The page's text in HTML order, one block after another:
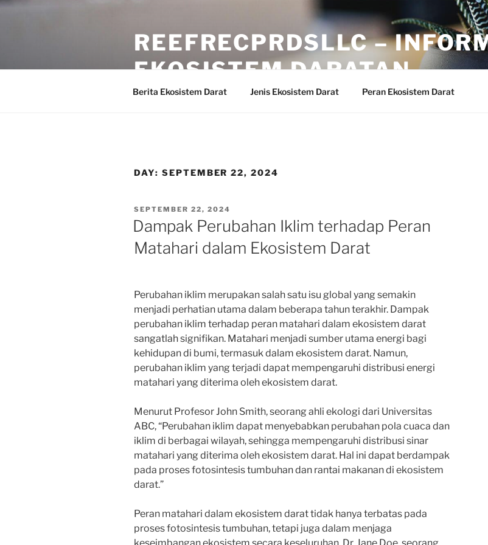
Skip
REEFRECPRDSLLC –
EKOSISTEM DARATAN
Berita Ekosistem Darat Jenis Ekosistem Darat Peran Ekosistem Darat
DAY: SEPTEMBER 22, 2024
POSTED
ON
SEPTEMBER 22, 2024
Dampak Perubahan Iklim terhadap Peran
Matahari dalam Ekosistem Darat
Perubahan iklim merupakan salah satu isu global yang semakin
menjadi perhatian utama dalam beberapa tahun terakhir. Dampak
perubahan iklim terhadap peran matahari dalam ekosistem darat
sangatlah signifikan. Matahari menjadi sumber utama energi bagi
kehidupan di bumi, termasuk dalam ekosistem darat. Namun,
perubahan iklim yang terjadi dapat mempengaruhi distribusi energi
matahari yang diterima oleh ekosistem darat.
Menurut Profesor John Smith, seorang ahli ekologi dari Universitas
ABC, “Perubahan iklim dapat menyebabkan perubahan pola cuaca dan
iklim di berbagai wilayah, sehingga mempengaruhi distribusi sinar
matahari yang diterima oleh ekosistem darat. Hal ini dapat berdampak
pada proses fotosintesis tumbuhan dan rantai makanan di ekosistem
darat.”
Peran matahari dalam ekosistem darat tidak hanya terbatas pada
proses fotosintesis tumbuhan, tetapi juga dalam menjaga